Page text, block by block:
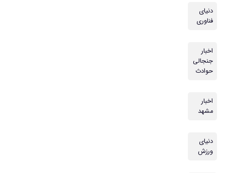
دنیای
فناوری
اخبار
جنجالی
حوادث
اخبار
مشهد
دنیای
ورزش